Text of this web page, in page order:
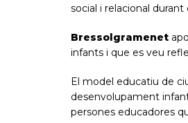
social i relacional
Bressolgramenet
infants i que es veu
El model educatiu de
desenvolupament
persones educadores